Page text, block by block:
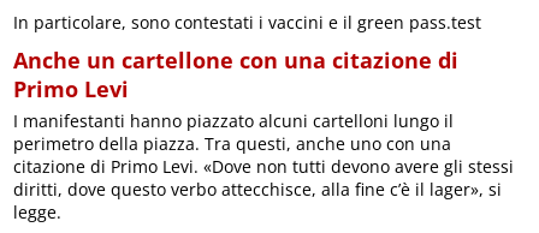
In particolare, sono contestati i vaccini e il green pass.test
Anche un cartellone con una citazione di
Primo Levi
I manifestanti hanno piazzato alcuni cartelloni lungo il
perimetro della piazza. Tra questi, anche uno con una
citazione di Primo Levi. «Dove non tutti devono avere gli stessi
diritti, dove questo verbo attecchisce, alla fine c’è il lager», si
legge.